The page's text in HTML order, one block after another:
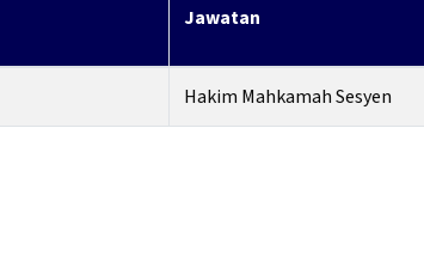
Jawatan
Hakim Mahkamah Sesyen